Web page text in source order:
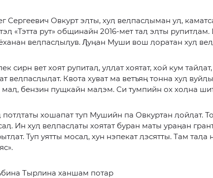
Сергеевич Овкурт эӆты, хуӆ веӆпасӆыман уӆ,
«Тэтта рут» общинайн 2016-мет таӆ эӆты
веӆпасӆыӆув. Ӆуңан Муши вош ӆоратан хуӆ
сирн вет хоят рупитаӆ, уӆӆат хоятат, хой кум
веӆпасӆыӆат. Квота хуват ма ветъяң тонна хуӆ
маӆ, бензин пущкайн маӆэм. Си тумпийн ох хоӆна
потӆтаты хошапат туп Мушийн па Овкуртан ӆойӆат.
Ин хуӆ веӆпасӆаты хоятат буран маты ураңан
Туп уятты мосаӆ, хун нэпекат ӆэсятты. Там таӆа
Тырлина ханшам потар